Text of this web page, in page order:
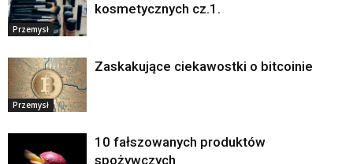
Przemysł
kosmetycznych cz.1.
Przemysł
Zaskakujące ciekawostki o bitcoinie
10 fałszowanych produktów
spożywczych